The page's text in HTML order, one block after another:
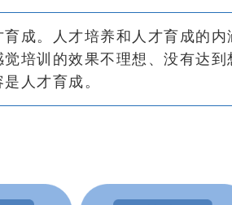
成。人才培养和人才育成的
培训的效果不理想、没有达
人才育成。